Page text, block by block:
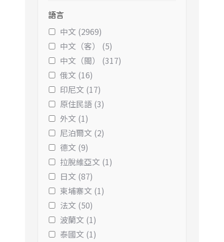
語言
中文 (2969)
中文（客） (5)
中文（閩） (317)
俄文 (16)
印尼文 (17)
原住民語 (3)
外文 (1)
尼泊爾文 (2)
德文 (9)
拉脫維亞文 (1)
日文 (87)
柬埔寨文 (1)
法文 (50)
波蘭文 (1)
泰國文 (1)